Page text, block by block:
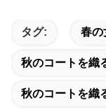
タグ: 春の
秋のコートを織
秋のコートを織